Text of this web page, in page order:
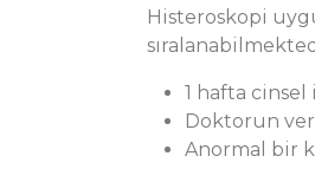
Histeroskopi
1 hafta
Doktorun
Anormal bir